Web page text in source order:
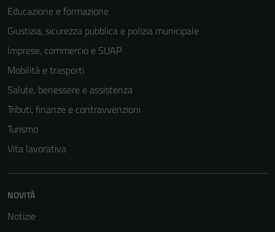
Educazione e formazione
Giustizia, sicurezza pubblica e polizia municipale
Imprese, commercio e SUAP
Mobilità e trasporti
Salute, benessere e assistenza
Tributi, finanze e contravvenzioni
Turismo
Vita lavorativa
NOVITÀ
Notizie